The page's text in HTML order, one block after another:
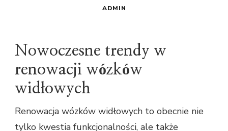
ADMIN
Nowoczesne trendy w
renowacji wózków
widłowych
Renowacja wózków widłowych to obecnie nie
tylko kwestia funkcjonalności, ale także